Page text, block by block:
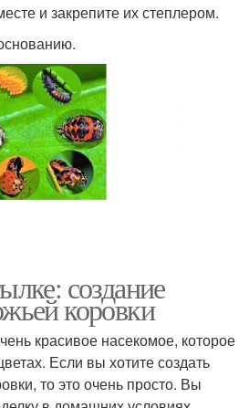
и закрепите их степлером.
создание
коровки
красивое насекомое, которое
Если вы хотите создать
то это очень просто. Вы